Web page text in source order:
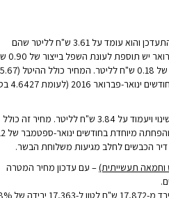
– מחיר הבסיס לחלב עזים התעדכן והוא עומד על 3.61 ש"ח לליטר שהם
195% ממחיר חלב בקר.
לליטר ובחודש מרץ יש הפחתה בגין עונתיות של 0.18 ש"ח לליטר. המחיר כולל ההיטל (5.67
אג' לליטר) יעמוד על 4.5676 ש"ח
– מחיר חלב כבשים ללא שינוי ויעמוד על 3.84 ש"ח לליטר. מחיר זה כולל
היטל למועצת החלב
דיר הכבשים לחלב מגיעות משלוחת הבשר.
וחמאה תעשייתית) – עם עדכון מחיר המטרה